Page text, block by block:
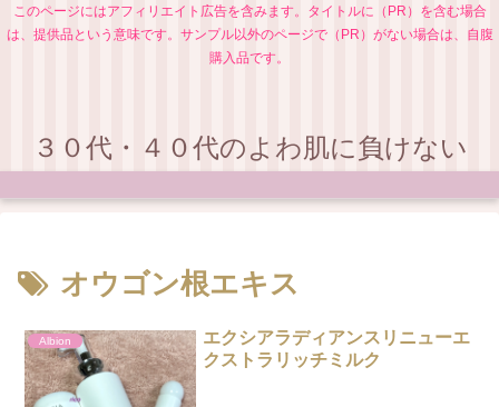
このページにはアフィリエイト広告を含みます。タイトルに（PR）を含む場合
は、提供品という意味です。サンプル以外のページで（PR）がない場合は、自腹
購入品です。
３０代・４０代のよわ肌に負けない
オウゴン根エキス
Albion
エクシアラディアンスリニューエ
クストラリッチミルク